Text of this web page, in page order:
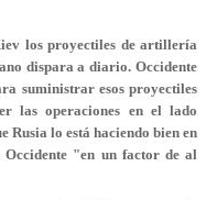
los proyectiles de artillería
dispara a diario. Occidente
suministrar esos proyectiles
las operaciones en el lado
Rusia lo está haciendo bien en
Occidente "en un factor de al